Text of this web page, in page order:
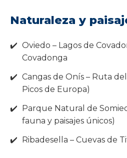
Naturaleza y
Oviedo – Lagos de
Covadonga
Cangas de Onís – Ruta
Picos de Europa)
Parque Natural de
fauna y paisajes únicos)
Ribadesella – Cuevas de